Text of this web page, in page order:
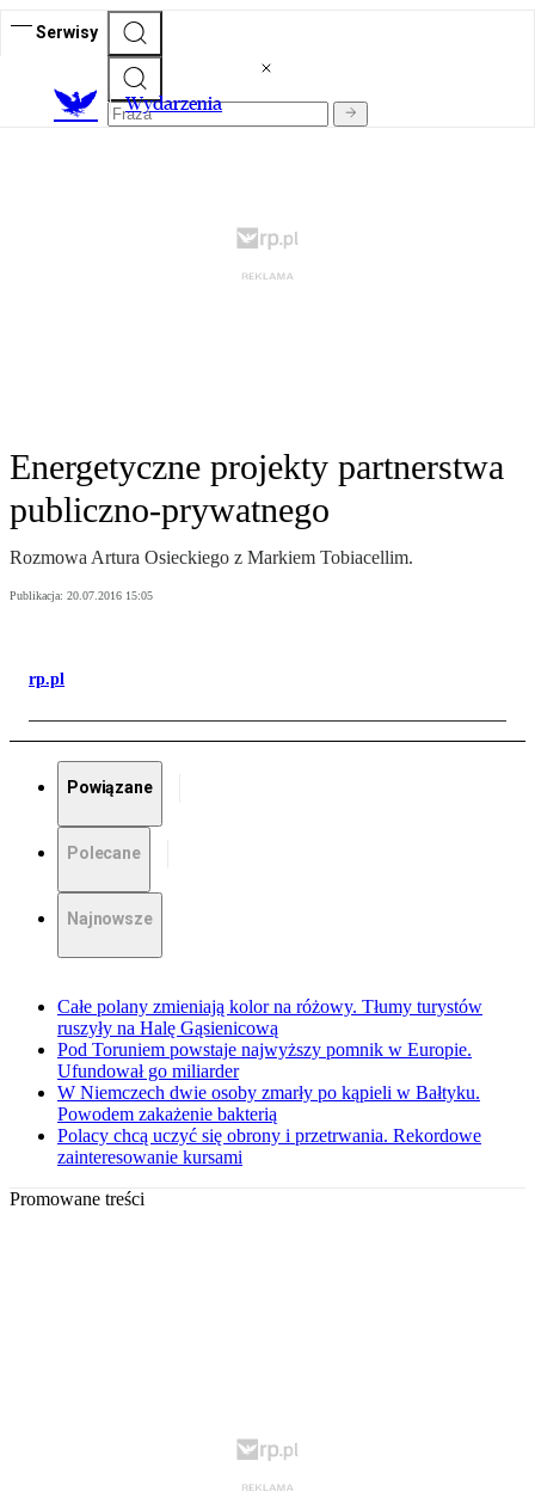
Serwisy
Wydarzenia
Energetyczne projekty partnerstwa
publiczno-prywatnego
Rozmowa Artura Osieckiego z Markiem Tobiacellim.
Publikacja: 20.07.2016 15:05
rp.pl
Powiązane
Polecane
Najnowsze
Całe polany zmieniają kolor na różowy. Tłumy turystów
ruszyły na Halę Gąsienicową
Pod Toruniem powstaje najwyższy pomnik w Europie.
Ufundował go miliarder
W Niemczech dwie osoby zmarły po kąpieli w Bałtyku.
Powodem zakażenie bakterią
Polacy chcą uczyć się obrony i przetrwania. Rekordowe
zainteresowanie kursami
Promowane treści